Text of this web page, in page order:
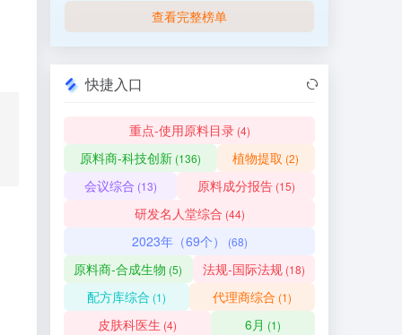
查看完整榜单
快捷入口
重点-使用原料目录(4)
原料商-科技创新(136) 植物提取 (2)
会议综合 (13) 原料成分报告(15)
研发名人堂综合 (44)
2023年（69个） (68)
原料商-合成生物 (5) 法规-国际法规(18)
配方库综合 (1) 代理商综合 (1)
皮肤科医生 (4) 6月 (1)